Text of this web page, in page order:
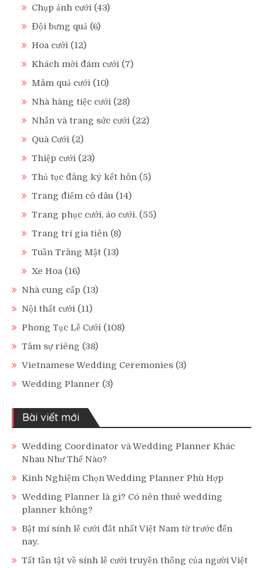
Chụp ảnh cưới (43)
Đội bưng quả (6)
Hoa cưới (12)
Khách mời đám cưới (7)
Mâm quả cưới (10)
Nhà hàng tiệc cưới (28)
Nhẫn và trang sức cưới (22)
Quà Cưới (2)
Thiệp cưới (23)
Thủ tục đăng ký kết hôn (5)
Trang điểm cô dâu (14)
Trang phục cưới, áo cưới. (55)
Trang trí gia tiên (8)
Tuần Trăng Mật (13)
Xe Hoa (16)
Nhà cung cấp (13)
Nội thất cưới (11)
Phong Tục Lễ Cưới (108)
Tâm sự riêng (38)
Vietnamese Wedding Ceremonies (3)
Wedding Planner (3)
Bài viết mới
Wedding Coordinator và Wedding Planner Khác
Nhau Như Thế Nào?
Kinh Nghiệm Chọn Wedding Planner Phù Hợp
Wedding Planner là gì? Có nên thuê wedding
planner không?
Bật mí sính lễ cưới đắt nhất Việt Nam từ trước đến
nay.
Tất tần tật về sính lễ cưới truyền thống của người Việt